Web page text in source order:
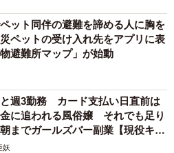
ット同伴の避難を諦める人に胸を
ットの受け入れ先をアプリに表
避難所マップ」が始動
週3勤務 カード支払い日直前は
に追われる風俗嬢 それでも足り
までガールズバー副業【現役キャ
妖